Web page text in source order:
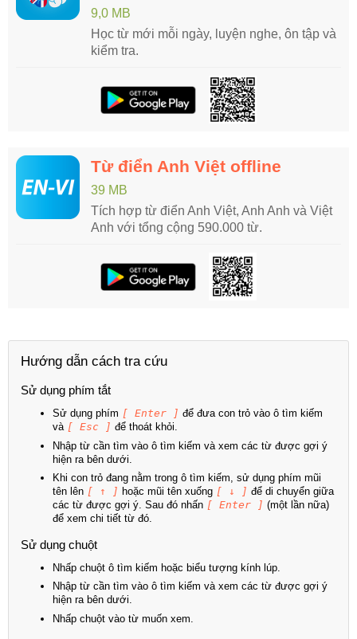
9,0 MB
Học từ mới mỗi ngày, luyện nghe, ôn tập và
kiểm tra.
Từ điển Anh Việt offline
39 MB
Tích hợp từ điển Anh Việt, Anh Anh và Việt
Anh với tổng cộng 590.000 từ.
Hướng dẫn cách tra cứu
Sử dụng phím tắt
Sử dụng phím [ Enter ] để đưa con trỏ vào ô tìm kiếm
và [ Esc ] để thoát khỏi.
Nhập từ cần tìm vào ô tìm kiếm và xem các từ được gợi ý
hiện ra bên dưới.
Khi con trỏ đang nằm trong ô tìm kiếm, sử dụng phím mũi
tên lên [ ↑ ] hoặc mũi tên xuống [ ↓ ] để di chuyển giữa
các từ được gợi ý. Sau đó nhấn [ Enter ] (một lần nữa)
để xem chi tiết từ đó.
Sử dụng chuột
Nhấp chuột ô tìm kiếm hoặc biểu tượng kính lúp.
Nhập từ cần tìm vào ô tìm kiếm và xem các từ được gợi ý
hiện ra bên dưới.
Nhấp chuột vào từ muốn xem.